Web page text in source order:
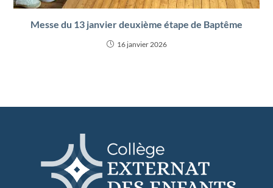
Messe du 13 janvier deuxième étape de Baptême
16 janvier 2026